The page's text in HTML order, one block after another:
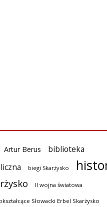
Artur Berus
biblioteka
biegi Skarżysko
II wojna światowa
Słowacki Erbel Skarżysko